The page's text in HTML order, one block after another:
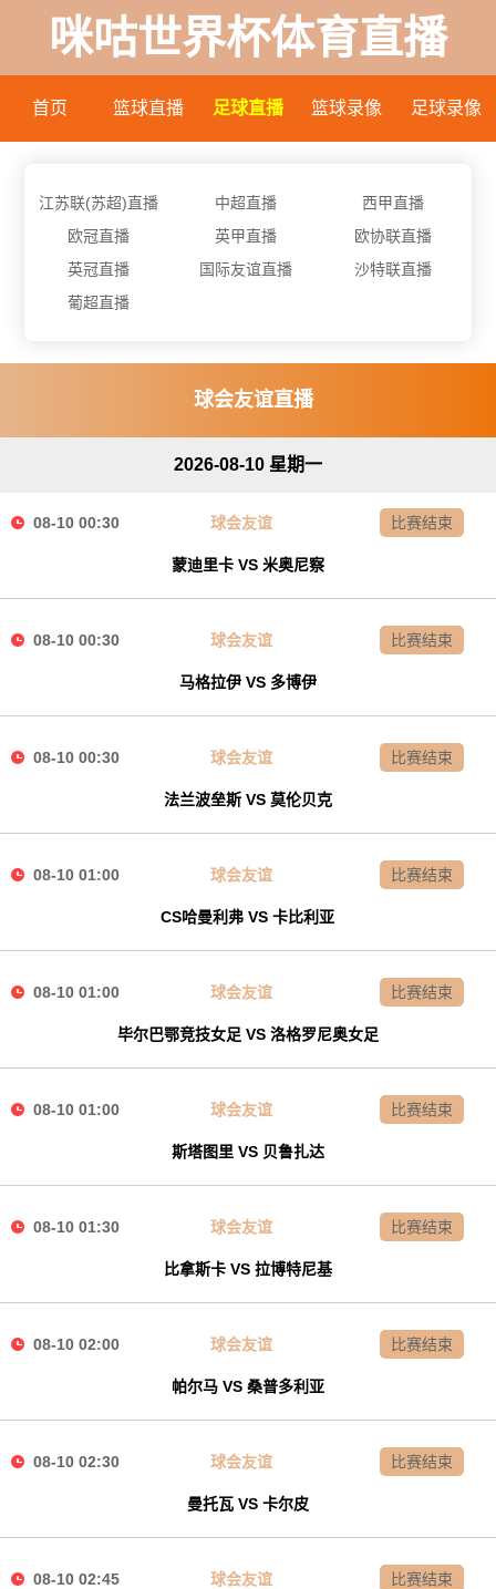
咪咕世界杯体育直播
首页 篮球直播 足球直播 篮球录像 足球录像
江苏联(苏超)直播 中超直播
西甲直播
欧冠直播
英甲直播
欧协联直播
英冠直播
国际友谊直播
沙特联直播
葡超直播
球会友谊直播
2026-08-10 星期一
08-10 00:30 球会友谊
蒙迪里卡 VS 米奥尼察
比赛结束
08-10 00:30 球会友谊
马格拉伊 VS 多博伊
比赛结束
08-10 00:30 球会友谊
法兰波垒斯 VS 莫伦贝克
比赛结束
08-10 01:00 球会友谊
CS哈曼利弗 VS 卡比利亚
比赛结束
08-10 01:00 球会友谊
毕尔巴鄂竞技女足 VS 洛格罗尼奥女足
比赛结束
08-10 01:00 球会友谊
斯塔图里 VS 贝鲁扎达
比赛结束
08-10 01:30 球会友谊
比拿斯卡 VS 拉博特尼基
比赛结束
08-10 02:00 球会友谊
帕尔马 VS 桑普多利亚
比赛结束
08-10 02:30 球会友谊
曼托瓦 VS 卡尔皮
比赛结束
08-10 02:45 球会友谊 比赛结束